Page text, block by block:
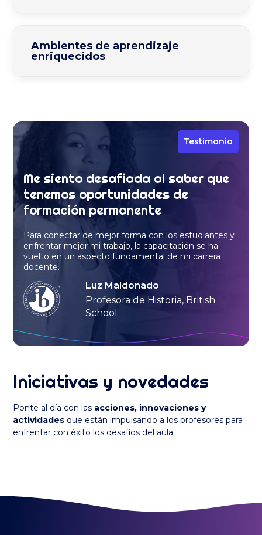
Ambientes de aprendizaje
enriquecidos
Testimonio
Me siento desafiada al saber que
tenemos oportunidades de
formación permanente
Para conectar de mejor forma con los estudiantes y
enfrentar mejor mi trabajo, la capacitación se ha
vuelto en un aspecto fundamental de mi carrera
docente.
Luz Maldonado
Profesora de Historia, British
School
Iniciativas y novedades
Ponte al día con las acciones, innovaciones y
actividades que están impulsando a los profesores para
enfrentar con éxito los desafíos del aula